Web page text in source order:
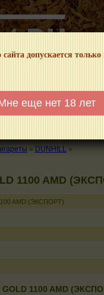
допускается
еще нет 18 лет
И РЕКЛАМОЙ
ПОКУРИТЬ КУРЕНИЕ И
» DUNHILL »
1100 AMD
AMD (ЭКСПОРТ)
GOLD 1100 AMD